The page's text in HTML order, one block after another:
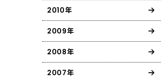
2010年
2009年
2008年
2007年